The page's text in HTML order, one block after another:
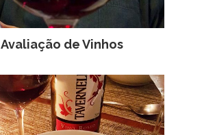
Avaliação de Vinhos